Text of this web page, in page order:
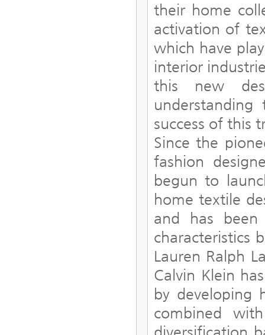
their home
activation of
which have
interior
this new
success of this
Since the
fashion
begun to
home textile
and has
characteristics
Lauren Ralph
Calvin Klein
by developing
combined